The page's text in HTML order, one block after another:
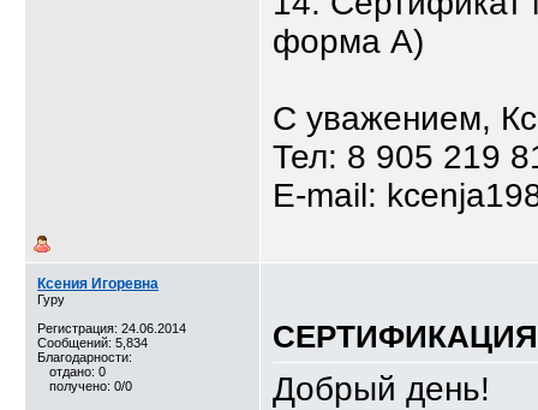
форма А)
С уважением,
Тел: 8 905 219
E-mail:
Ксения Игоревна
Гуру
Регистрация: 24.06.2014
Сообщений: 5,834
Благодарности:
отдано: 0
получено: 0/0
Добрый день!